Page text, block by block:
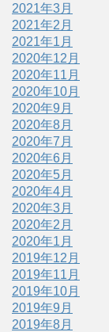
2021年3月
2021年2月
2021年1月
2020年12月
2020年11月
2020年10月
2020年9月
2020年8月
2020年7月
2020年6月
2020年5月
2020年4月
2020年3月
2020年2月
2020年1月
2019年12月
2019年11月
2019年10月
2019年9月
2019年8月